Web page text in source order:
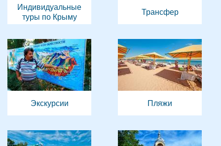
Индивидуальные
туры по Крыму
Трансфер
Экскурсии Пляжи